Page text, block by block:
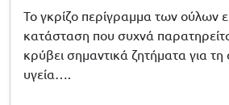
Το γκρίζο περίγραμμα των ούλων
κατάσταση που συχνά
κρύβει σημαντικά ζητήματα για
υγεία….